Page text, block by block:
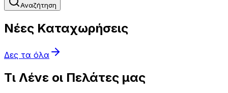
Αναζήτηση
Νέες Καταχωρήσεις
Δες τα όλα
Τι Λένε οι Πελάτες μας